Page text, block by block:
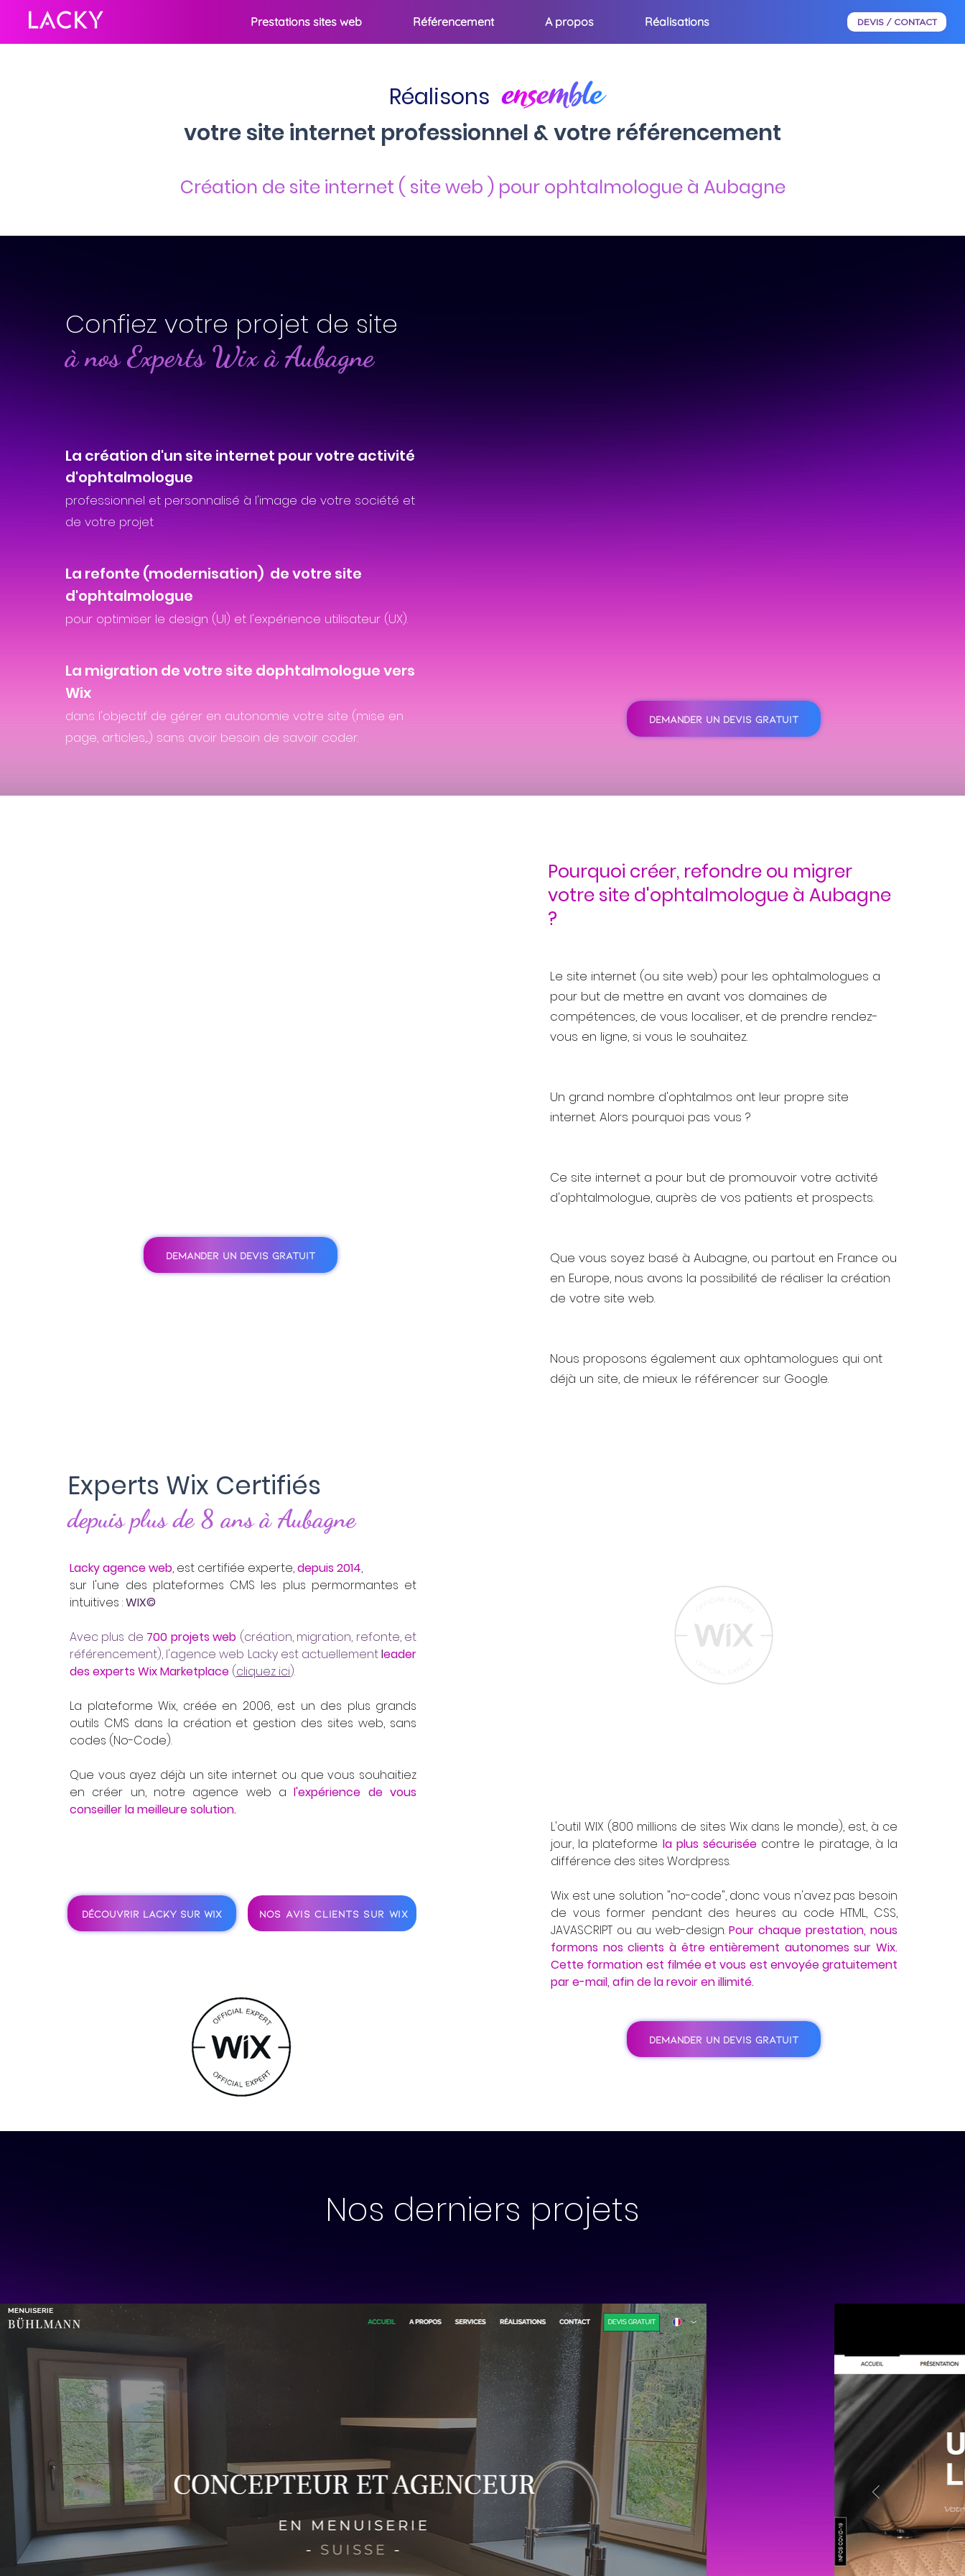
Prestations sites web Référencement A propos Réalisations DEVIS / CONTACT
Réalisons
votre site internet professionnel & votre référencement
Création de site internet ( site web ) pour ophtalmologue à Aubagne
Confiez votre projet de site
à nos Experts Wix à Aubagne
La création d'un site internet pour votre activité
d'ophtalmologue
professionnel et personnalisé à l'image de votre société et
de votre projet
La refonte (modernisation) de votre site
d'ophtalmologue
pour optimiser le design (UI) et l'expérience utilisateur (UX).
La migration de votre site dophtalmologue vers
Wix
dans l'objectif de gérer en autonomie votre site (mise en
page, articles,...) sans avoir besoin de savoir coder.
DEMANDER UN DEVIS GRATUIT
DEMANDER UN DEVIS GRATUIT
Pourquoi créer, refondre ou migrer
votre site d'ophtalmologue à Aubagne
?
Le site internet (ou site web) pour les ophtalmologues a
pour but de mettre en avant vos domaines de
compétences, de vous localiser, et de prendre rendez-
vous en ligne, si vous le souhaitez.
Un grand nombre d'ophtalmos ont leur propre site
internet. Alors pourquoi pas vous ?
Ce site internet a pour but de promouvoir votre activité
d'ophtalmologue, auprès de vos patients et prospects.
Que vous soyez basé à Aubagne, ou partout en France ou
en Europe, nous avons la possibilité de réaliser la création
de votre site web.
Nous proposons également aux ophtamologues qui ont
déjà un site, de mieux le référencer sur Google.
Experts Wix Certifiés
depuis plus de 8 ans à Aubagne
Lacky agence web, est certifiée experte,depuis 2014,
sur l'une des plateformes CMS les plus permormantes et
intuitives :WIX©
Avec plus de 700 projets web (création, migration, refonte, et
référencement), l'agence web Lacky est actuellementleader
des experts Wix Marketplace (cliquez ici).
La plateforme Wix, créée en 2006, est un des plus grands
outils CMS dans la création et gestion des sites web, sans
codes (No-Code).
Que vous ayez déjà un site internet ou que vous souhaitiez
en créer un, notre agence web al'expérience de vous
conseiller la meilleure solution.
DÉCOUVRIR LACKY SUR WIX NOS AVIS CLIENTS SUR WIX
L'outil WIX (800 millions de sites Wix dans le monde), est, à ce
jour, la plateforme la plus sécurisée contre le piratage, à la
différence des sites Wordpress.
Wix est une solution "no-code", donc vous n'avez pas besoin
de vous former pendant des heures au code HTML, CSS,
JAVASCRIPT ou au web-design.Pour chaque prestation, nous
formons nos clients à être entièrement autonomes sur Wix.
Cette formation est filmée et vous est envoyée gratuitement
par e-mail, afin de la revoir en illimité.
DEMANDER UN DEVIS GRATUIT
Nos derniers projets